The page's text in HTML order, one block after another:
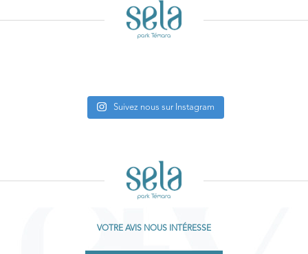
Suivez nous sur Instagram
VOTRE AVIS NOUS INTÉRESSE